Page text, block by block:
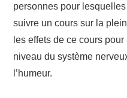
personnes pour
suivre un cours sur la
les effets de ce cours
niveau du système
l’humeur.